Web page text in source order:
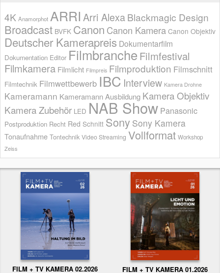
4K Anamorphot ARRI Arri AlexaBlackmagic Design
Broadcast BVFK Canon Canon Kamera Canon Objektiv
Deutscher Kamerapreis Dokumentarfilm
Dokumentation Editor Filmbranche Filmfestival
Filmkamera Filmlicht Filmpreis Filmproduktion Filmschnitt
Filmtechnik Filmwettbewerb IBC Interview Kamera Drohne
Kameramann Kameramann Ausbildung Kamera Objektiv
Kamera Zubehör LED NAB Show Panasonic
Postproduktion Recht Red Schnitt Sony Sony Kamera
Tonaufnahme Tontechnik Video Streaming Vollformat Workshop
Zeiss
FILM + TV KAMERA 02.2026 FILM + TV KAMERA 01.2026